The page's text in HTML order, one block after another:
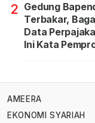
2 Gedung
Terbakar,
Data
Ini Kata
AMEERA
EKONOMI SYARIAH